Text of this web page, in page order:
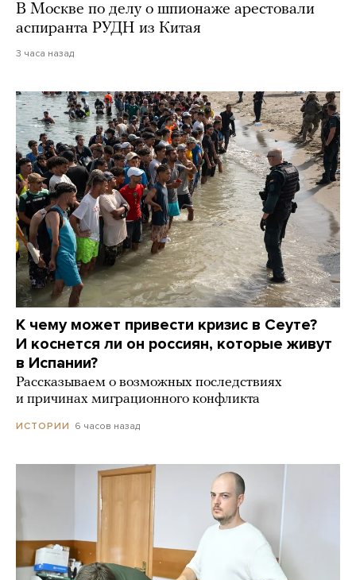
В Москве по делу о шпионаже арестовали
аспиранта РУДН из Китая
3 часа назад
К чему может привести кризис в Сеуте?
И коснется ли он россиян, которые живут
в Испании?
Рассказываем о возможных последствиях
и причинах миграционного конфликта
ИСТОРИИ 6 часов назад